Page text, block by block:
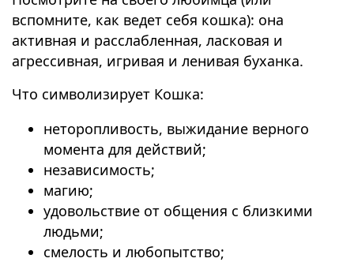
вспомните, как ведет себя кошка): она
активная и расслабленная, ласковая и
агрессивная, игривая и ленивая буханка.
Что символизирует Кошка:
неторопливость, выжидание верного
момента для действий;
независимость;
магию;
удовольствие от общения с близкими
людьми;
смелость и любопытство;